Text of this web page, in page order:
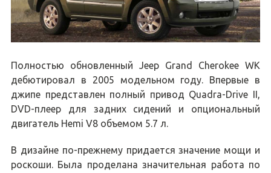
Полностью обновленный Jeep Grand Cherokee WK
дебютировал в 2005 модельном году. Впервые в
джипе представлен полный привод Quadra-Drive II,
DVD-плеер для задних сидений и опциональный
двигатель Hemi V8 объемом 5.7 л.
В дизайне по-прежнему придается значение мощи и
роскоши. Была проделана значительная работа по